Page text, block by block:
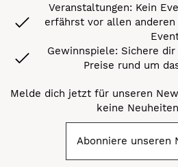
Veranstaltungen: Kein
erfährst vor allen
Gewinnspiele: Sichere
Preise rund um
Melde dich jetzt für unseren
keine
Abonniere unseren